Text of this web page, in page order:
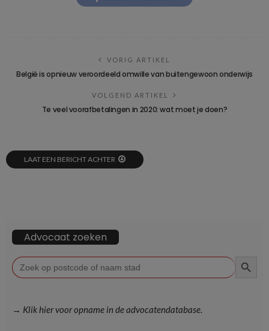
VORIG ARTIKEL
België is opnieuw veroordeeld omwille van buitengewoon onderwijs
VOLGEND ARTIKEL
Te veel voorafbetalingen in 2020: wat moet je doen?
LAAT EEN BERICHT ACHTER
Advocaat zoeken
Zoek
naar:
→ Klik hier voor opname in de advocatendatabase.